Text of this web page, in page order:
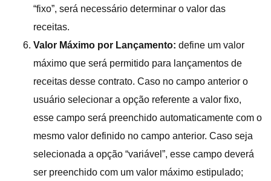
“fixo”, será necessário determinar o valor das
receitas.
Valor Máximo por Lançamento: define um valor
máximo que será permitido para lançamentos de
receitas desse contrato. Caso no campo anterior o
usuário selecionar a opção referente a valor fixo,
esse campo será preenchido automaticamente com o
mesmo valor definido no campo anterior. Caso seja
selecionada a opção “variável”, esse campo deverá
ser preenchido com um valor máximo estipulado;